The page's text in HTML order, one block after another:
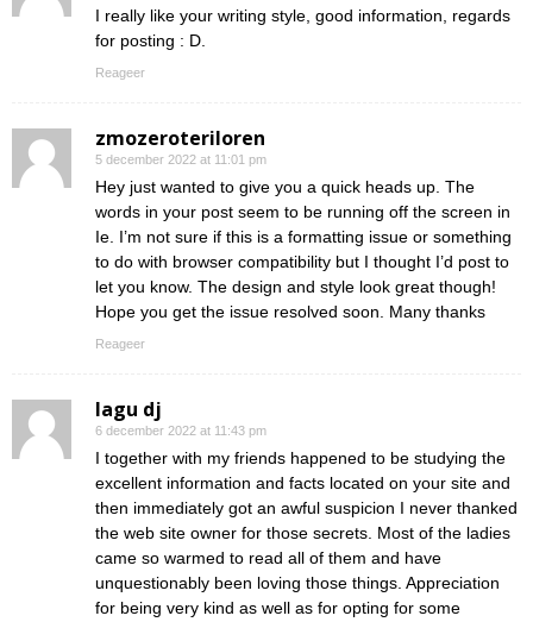
I really like your writing style, good information, regards
for posting : D.
Reageer
zmozeroteriloren
5 december 2022 at 11:01 pm
Hey just wanted to give you a quick heads up. The
words in your post seem to be running off the screen in
Ie. I’m not sure if this is a formatting issue or something
to do with browser compatibility but I thought I’d post to
let you know. The design and style look great though!
Hope you get the issue resolved soon. Many thanks
Reageer
lagu dj
6 december 2022 at 11:43 pm
I together with my friends happened to be studying the
excellent information and facts located on your site and
then immediately got an awful suspicion I never thanked
the web site owner for those secrets. Most of the ladies
came so warmed to read all of them and have
unquestionably been loving those things. Appreciation
for being very kind as well as for opting for some